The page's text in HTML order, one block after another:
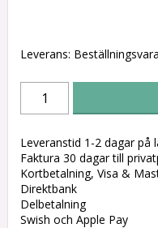
Leverans:
Leveranstid 1-2 dagar på
Faktura 30 dagar till
Kortbetalning, Visa &
Direktbank
Delbetalning
Swish och Apple Pay